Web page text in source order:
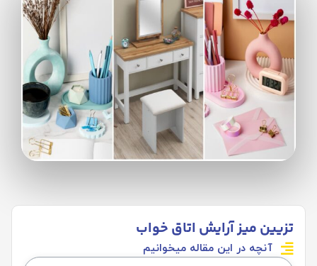
تزیین میز آرایش اتاق خواب
آنچه در این مقاله میخوانیم